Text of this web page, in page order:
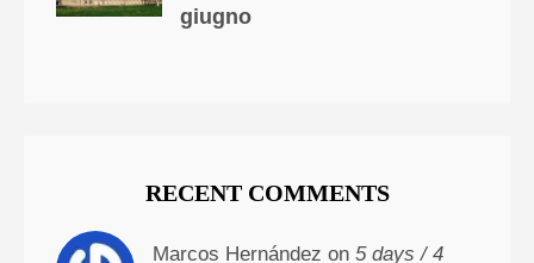
giugno
RECENT COMMENTS
Marcos Hernández on 5 days / 4